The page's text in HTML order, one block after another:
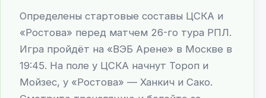
Определены стартовые составы ЦСКА и
«Ростова» перед матчем 26-го тура РПЛ.
Игра пройдёт на «ВЭБ Арене» в Москве в
19:45. На поле у ЦСКА начнут Тороп и
Мойзес, у «Ростова» — Ханкич и Сако.